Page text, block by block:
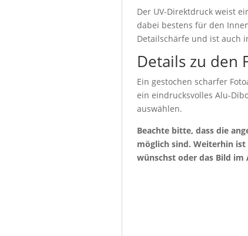
Der UV-Direktdruck weist
dabei bestens für den
Detailschärfe und ist auch
Details zu den
Ein gestochen scharfer
ein eindrucksvolles Alu-
auswählen.
Beachte bitte, dass die
möglich sind. Weiterhin
wünschst oder das Bild